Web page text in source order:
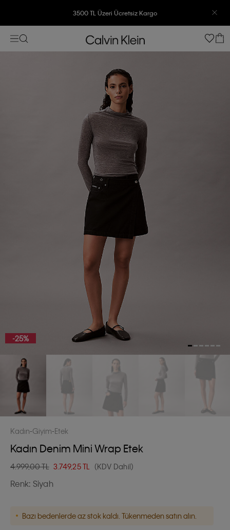
3500 TL Üzeri Ücretsiz Kargo
7500 TL Ve Üzeri Alışverişlerinizde 6 Taksit İmkanı
-25%
Kadın Giyim Etek
Kadın Denim Mini Wrap Etek
4.999,00 TL 3.749,25TL (KDV Dahil)
Renk: Siyah
Bazı bedenlerde az stok kaldı. Tükenmeden satın alın.